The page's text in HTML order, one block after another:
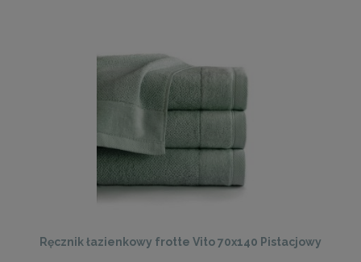
Ręcznik łazienkowy frotte Vito 70x140 Pistacjowy